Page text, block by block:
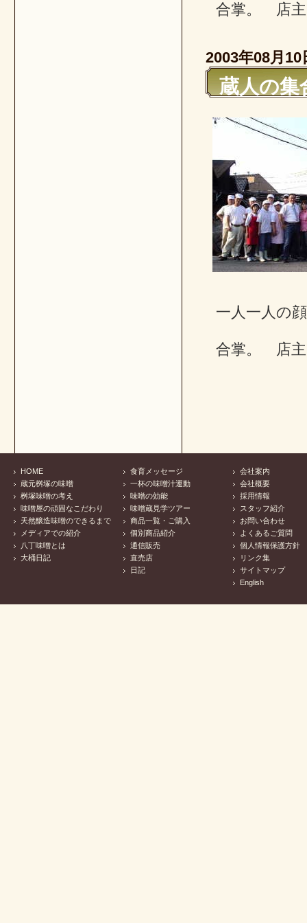
合掌。 店主
2003年08月10
蔵人の集
一人一人の
合掌。 店主
HOME
蔵元桝塚の味噌
桝塚味噌の考え
味噌屋の頑固なこだわり
天然醸造味噌のできるまで
メディアでの紹介
八丁味噌とは
大桶日記
食育メッセージ
一杯の味噌汁運動
味噌の効能
味噌蔵見学ツアー
商品一覧・ご購入
個別商品紹介
通信販売
直売店
日記
会社案内
会社概要
採用情報
スタッフ紹介
お問い合わせ
よくあるご質問
個人情報保護方針
リンク集
サイトマップ
English